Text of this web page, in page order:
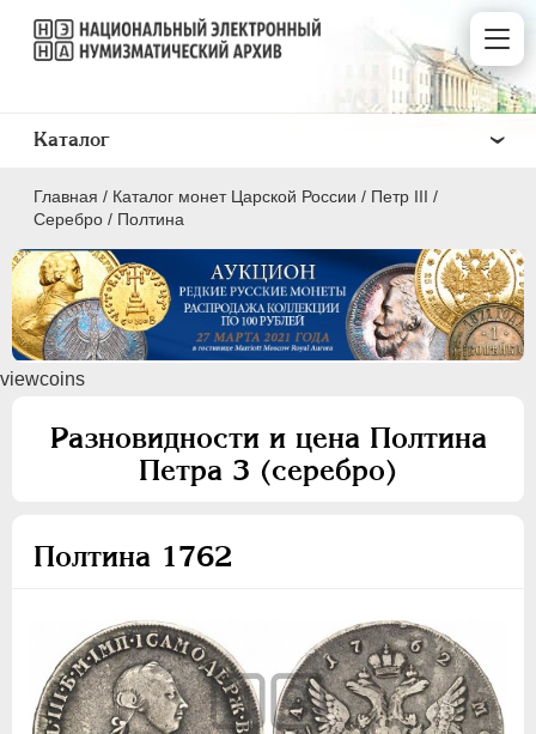
Главная / Каталог монет Царской России / Петр III /
Серебро / Полтина
viewcoins
Разновидности и цена Полтина
Петра 3 (серебро)
Полтина 1762
Каталог
ПEТР I 1699 - 1725
ЕКАТЕРИНА I
АННА ИОАННОВНА 1730-1740
ИОАНН АНТОНОВИЧ
1740-1741
ПЕТР III 1762-1762
Серебро
1 рубль
Полтина